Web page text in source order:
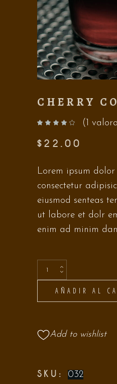
CHERRY
( 1
$ 22.00
Lorem ipsum
consectetur
eiusmod senteas
ut labore et dolr
enim ad minim
AÑADIR AL
Add to wishlist
SKU: 032